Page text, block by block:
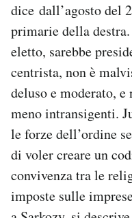
dice dall’agosto del
primarie della
eletto, sarebbe
centrista, non è
deluso e moderato,
meno intransigenti.
le forze dell’ordine
di voler creare un
convivenza tra le
imposte sulle